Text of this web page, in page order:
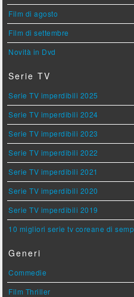
Film di agosto
Film di settembre
Novità in Dvd
Serie TV
Serie TV imperdibili 2025
Serie TV imperdibili 2024
Serie TV imperdibili 2023
Serie TV imperdibili 2022
Serie TV imperdibili 2021
Serie TV imperdibili 2020
Serie TV imperdibili 2019
10 migliori serie tv coreane di
Generi
Commedie
Film Thriller